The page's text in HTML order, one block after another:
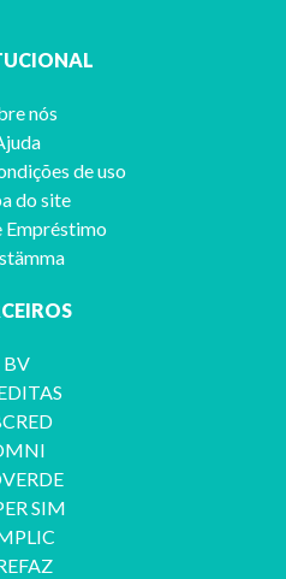
nós
de uso
do site
Empréstimo
BV
SIM